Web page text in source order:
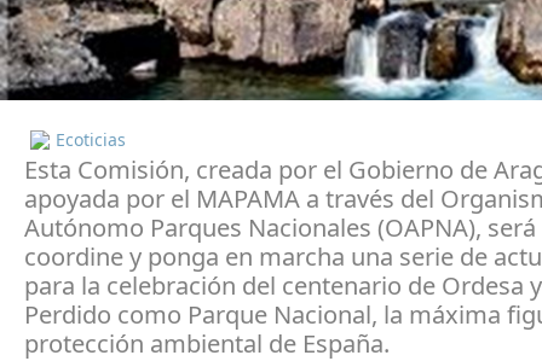
Ecoticias
Esta Comisión, creada por el Gobierno de
apoyada por el MAPAMA a través del
Autónomo Parques Nacionales (OAPNA),
coordine y ponga en marcha una serie de
para la celebración del centenario de Ordesa
Perdido como Parque Nacional, la máxima
protección ambiental de España.